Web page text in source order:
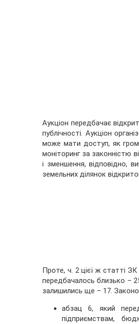
Аукціон передбачає
публічності. Аукціон
може мати доступ, як
моніторинг за законністю
і зменшення, відповідно,
земельних ділянок
Проте, ч. 2 цієї ж статті
передбачалось близько –
залишились ще – 17.
абзац 6, який
підприємствам,